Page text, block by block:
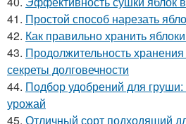
41. Простой способ нарезать
42. Как правильно хранить
43. Продолжительность
секреты долговечности
44. Подбор удобрений для груши:
урожай
45. Отличный сорт подходящий